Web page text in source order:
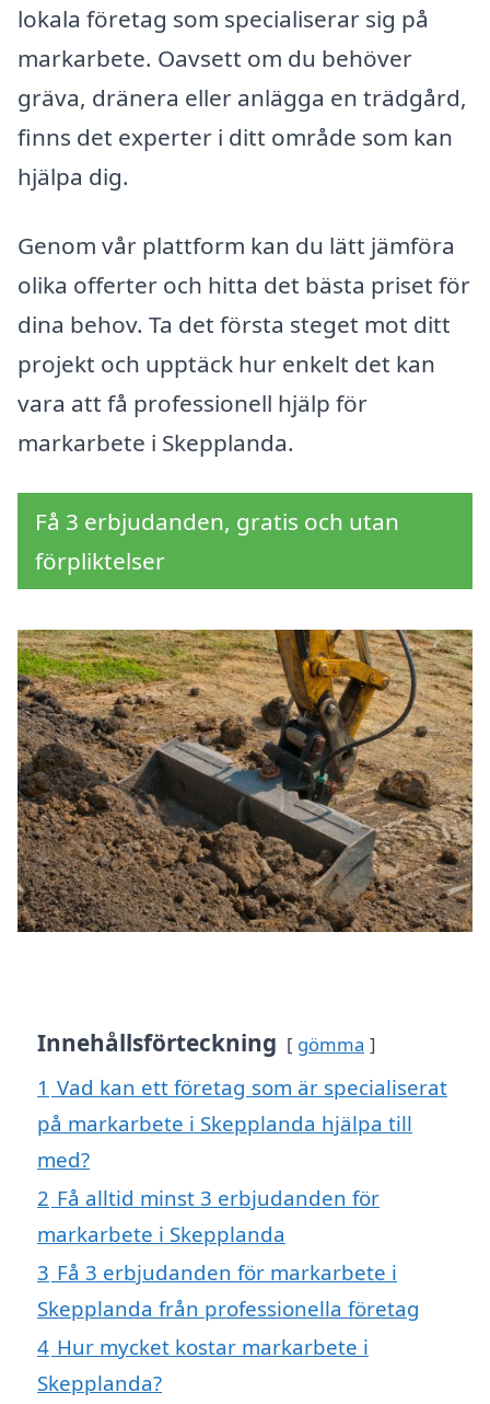
lokala företag som specialiserar sig på
markarbete. Oavsett om du behöver
gräva, dränera eller anlägga en trädgård,
finns det experter i ditt område som kan
hjälpa dig.
Genom vår plattform kan du lätt jämföra
olika offerter och hitta det bästa priset för
dina behov. Ta det första steget mot ditt
projekt och upptäck hur enkelt det kan
vara att få professionell hjälp för
markarbete i Skepplanda.
Få 3 erbjudanden, gratis och utan
förpliktelser
Innehållsförteckning gömma
1 Vad kan ett företag som är specialiserat
på markarbete i Skepplanda hjälpa till
med?
2 Få alltid minst 3 erbjudanden för
markarbete i Skepplanda
3 Få 3 erbjudanden för markarbete i
Skepplanda från professionella företag
4 Hur mycket kostar markarbete i
Skepplanda?